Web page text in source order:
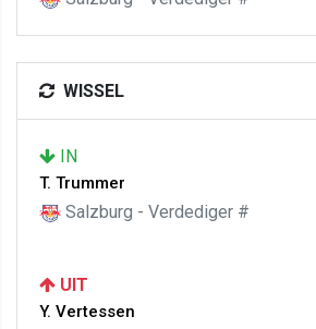
WISSEL
IN
T. Trummer
Salzburg - Verdediger #
UIT
Y. Vertessen